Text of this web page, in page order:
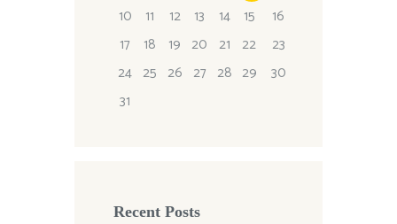
10
11 12 13 14 15
16
17
18 19 20 21 22
23
24 25 26 27 28 29
30
31
Recent Posts